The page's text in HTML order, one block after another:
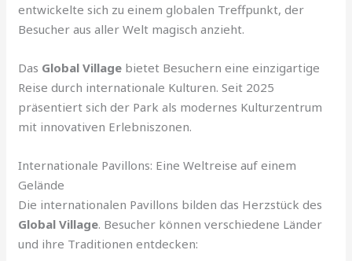
entwickelte sich zu einem globalen Treffpunkt, der
Besucher aus aller Welt magisch anzieht.
Das Global Village bietet Besuchern eine einzigartige
Reise durch internationale Kulturen. Seit 2025
präsentiert sich der Park als modernes Kulturzentrum
mit innovativen Erlebniszonen.
Internationale Pavillons: Eine Weltreise auf einem
Gelände
Die internationalen Pavillons bilden das Herzstück des
Global Village. Besucher können verschiedene Länder
und ihre Traditionen entdecken: